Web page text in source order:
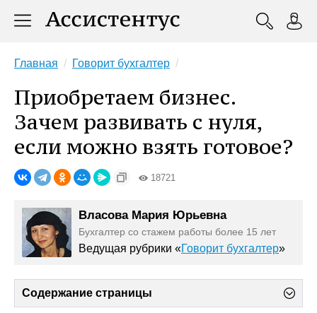
Главная Говорит бухгалтер
Приобретаем бизнес.
Зачем развивать с нуля,
если можно взять готовое?
18721
Власова Мария Юрьевна
Бухгалтер со стажем работы более 15 лет
Ведущая рубрики «Говорит бухгалтер»
Содержание страницы